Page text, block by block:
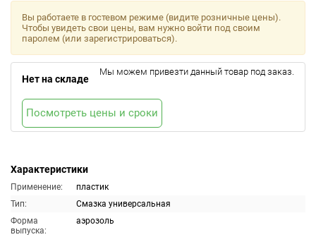
Характеристики
Применение:
пластик
Тип:
Смазка универсальная
Форма
выпуска:
аэрозоль
Вы работаете в гостевом режиме (видите розничные цены).
Чтобы увидеть свои цены, вам нужно войти под своим
паролем (или зарегистрироваться).
Нет на складе
Мы можем привезти данный товар под заказ.
Посмотреть цены и сроки